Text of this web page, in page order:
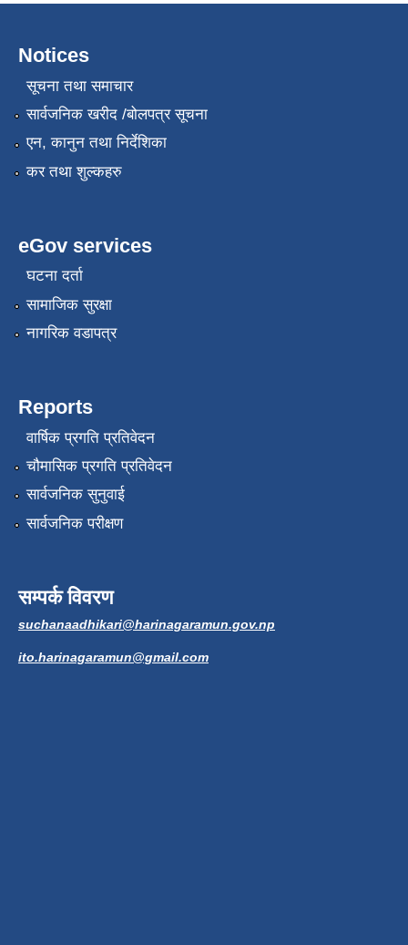
Notices
सूचना तथा समाचार
सार्वजनिक खरीद /बोलपत्र सूचना
एन, कानुन तथा निर्देशिका
कर तथा शुल्कहरु
eGov services
घटना दर्ता
सामाजिक सुरक्षा
नागरिक वडापत्र
Reports
वार्षिक प्रगति प्रतिवेदन
चौमासिक प्रगति प्रतिवेदन
सार्वजनिक सुनुवाई
सार्वजनिक परीक्षण
सम्पर्क विवरण
suchanaadhikari@harinagaramun.gov.np
ito.harinagaramun@gmail.com